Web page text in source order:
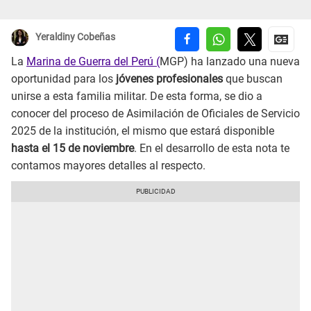
Yeraldiny Cobeñas
La Marina de Guerra del Perú (MGP) ha lanzado una nueva
oportunidad para los jóvenes profesionales que buscan
unirse a esta familia militar. De esta forma, se dio a
conocer del proceso de Asimilación de Oficiales de Servicio
2025 de la institución, el mismo que estará disponible
hasta el 15 de noviembre. En el desarrollo de esta nota te
contamos mayores detalles al respecto.